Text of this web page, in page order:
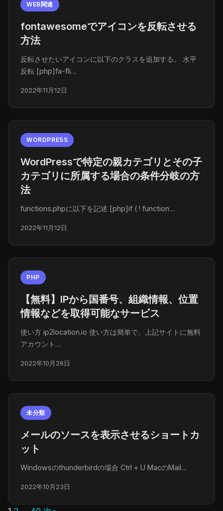
WEB関連
fontawesomeでアイコンを反転させる
方法
反転させたいアイコンに以下のクラスを追加する。 水平
反転 [php]fa-fli…
2022年11月12日
WORDPRESS
WordPressで特定の親カテゴリとその子
カテゴリに所属する場合の条件分岐の方
法
functions.phpに以下を記述 [php]if ( ! function…
2022年11月12日
PHP
【無料】IPから国番号、組織情報、位置
情報などを取得可能なサービス
使い方 ip2location.io 使い方は簡単で、上記サイトに無料
アカウント…
2022年10月26日
未分類
メールのソースを表示させるショートカ
ット
Windowsのthunderbirdの場合 Ctrl + U MacのMail…
2022年10月23日